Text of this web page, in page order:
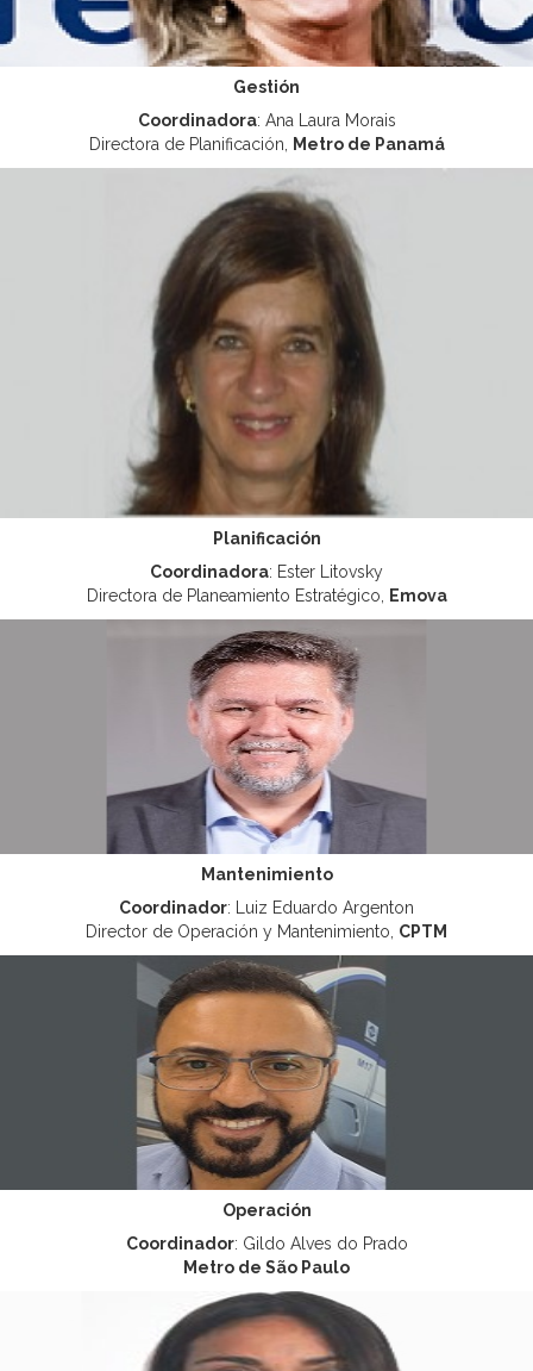
Gestión
Coordinadora: Ana Laura Morais
Directora de Planificación,
Metro de Panamá
Planificación
Coordinadora: Ester Litovsky
Directora de Planeamiento Estratégico,
Emova
Mantenimiento
Coordinador: Luiz Eduardo Argenton
Director de Operación y Mantenimiento, CPTM
Operación
Coordinador: Gildo Alves do Prado
Metro de São Paulo